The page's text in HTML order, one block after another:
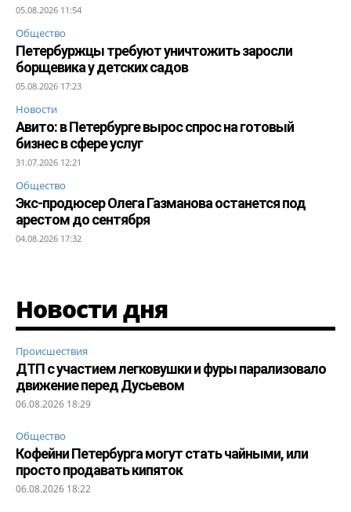
05.08.2026 11:54
Общество
Петербуржцы требуют уничтожить заросли
борщевика у детских садов
05.08.2026 17:23
Новости
Авито: в Петербурге вырос спрос на готовый
бизнес в сфере услуг
31.07.2026 12:21
Общество
Экс-продюсер Олега Газманова останется под
арестом до сентября
04.08.2026 17:32
Новости дня
Происшествия
ДТП с участием легковушки и фуры парализовало
движение перед Дусьевом
06.08.2026 18:29
Общество
Кофейни Петербурга могут стать чайными, или
просто продавать кипяток
06.08.2026 18:22